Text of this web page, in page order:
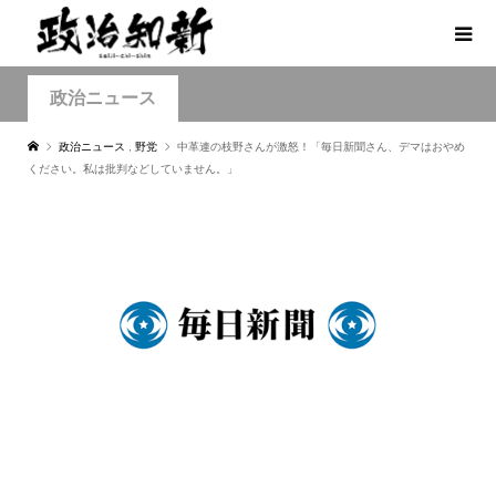
政治ニュース
政治ニュース 野党
中革連の枝野さんが激怒！「毎日新聞さん、デマはおやめ
ください。私は批判などしていません。」